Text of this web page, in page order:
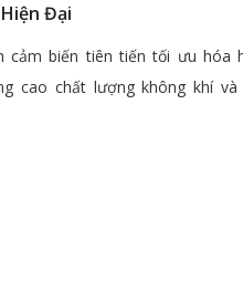
Đại
cảm biến tiên tiến tối ưu hóa
cao chất lượng không khí